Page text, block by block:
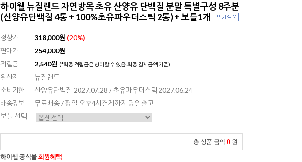
하이웰 뉴질랜드 자연방목 초유 산양유 단백질 분말 특별구성 8주분
(산양유단백질 4통 + 100%초유파우더스틱 2통) + 보틀1개
정상가 318,000원 (20%)
판매가
254,000원
적립금
2,540원 (*최종 적립금은 상이할 수 있음. 최종 결제금액 기준)
원산지
뉴질랜드
소비기한
산양유단백질 2027.07.28 / 초유파우더스틱 2027.06.24
배송정보
무료배송 / 평일 오후4시결제까지 당일출고
보틀 선택
총 상품 금액 0 원
하이웰 공식몰회원혜택